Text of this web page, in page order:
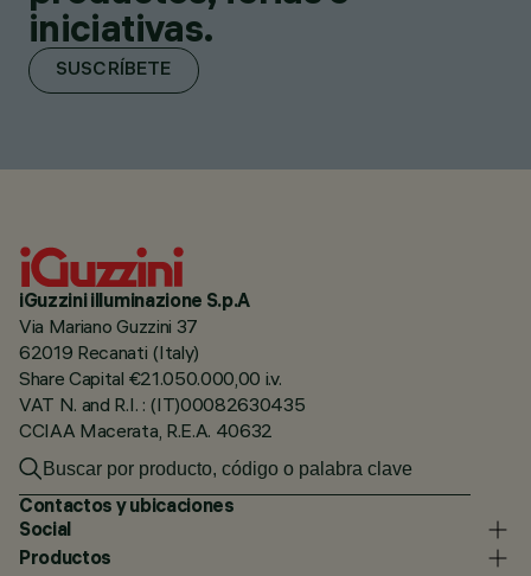
iniciativas.
SUSCRÍBETE
iGuzzini illuminazione S.p.A
Via Mariano Guzzini 37
62019 Recanati (Italy)
Share Capital €21.050.000,00 i.v.
VAT N. and R.I. : (IT)00082630435
CCIAA Macerata, R.E.A. 40632
Contactos y ubicaciones
Social
Productos